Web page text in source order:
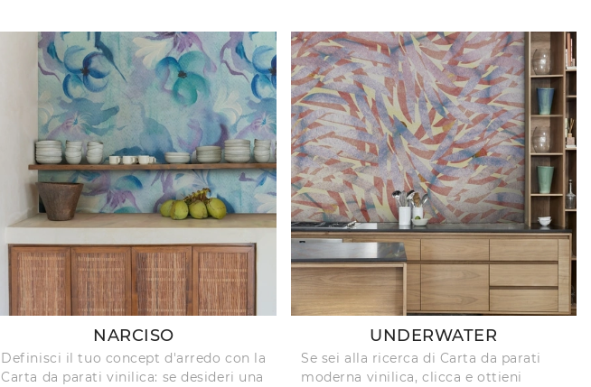
NARCISO
Definisci il tuo concept d'arredo con la
Carta da parati vinilica: se desideri una
UNDERWATER
Se sei alla ricerca di Carta da parati
moderna vinilica, clicca e ottieni